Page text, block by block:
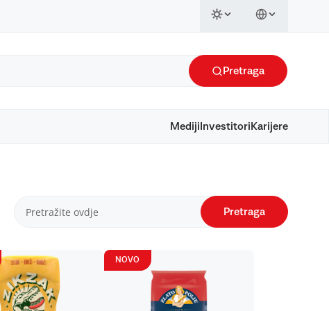
Pretraga
Mediji Investitori Karijere
Pretraga
NOVO